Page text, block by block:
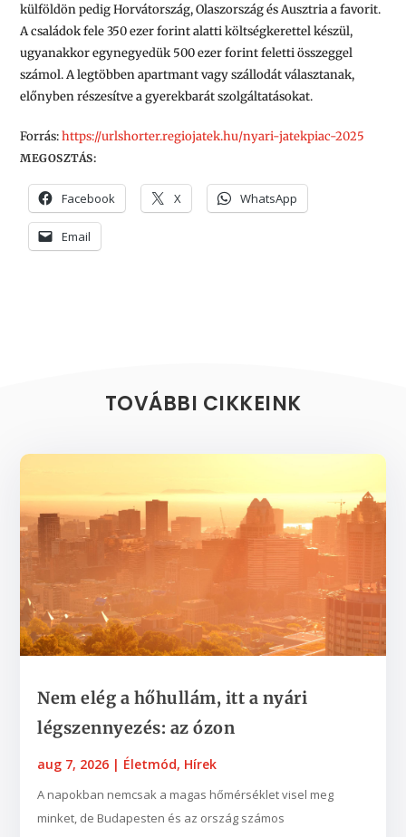
külföldön pedig Horvátország, Olaszország és Ausztria a favorit.
A családok fele 350 ezer forint alatti költségkerettel készül,
ugyanakkor egynegyedük 500 ezer forint feletti összeggel
számol. A legtöbben apartmant vagy szállodát választanak,
előnyben részesítve a gyerekbarát szolgáltatásokat.
Forrás:https://urlshorter.regiojatek.hu/nyari-jatekpiac-2025
MEGOSZTÁS:
Facebook X WhatsApp
Email
TOVÁBBI CIKKEINK
Nem elég a hőhullám, itt a nyári
légszennyezés: az ózon
aug 7, 2026 | Életmód, Hírek
A napokban nemcsak a magas hőmérséklet visel meg
minket, de Budapesten és az ország számos